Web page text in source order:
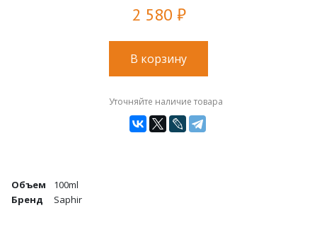
2 580 ₽
В корзину
Уточняйте наличие товара
Объем
100ml
Бренд
Saphir